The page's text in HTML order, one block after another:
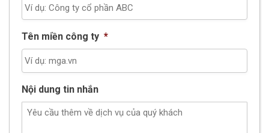
Tên miền công ty *
Nội dung tin nhắn